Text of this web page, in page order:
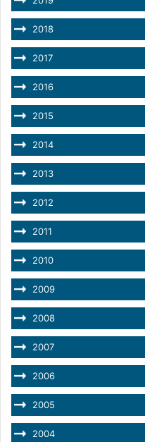
2018
2017
2016
2015
2014
2013
2012
2011
2010
2009
2008
2007
2006
2005
2004